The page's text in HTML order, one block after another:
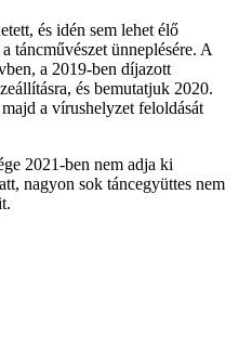
és idén sem lehet élő
táncművészet ünneplésére. A
a 2019-ben díjazott
és bemutatjuk 2020.
a vírushelyzet feloldását
2021-ben nem adja ki
nagyon sok táncegyüttes nem